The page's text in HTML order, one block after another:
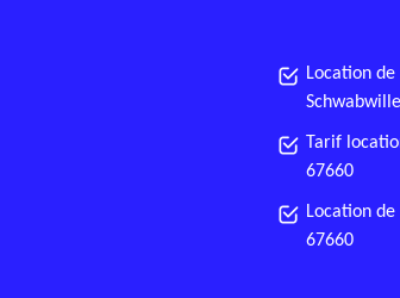
Location
Tarif
67660
Location
67660